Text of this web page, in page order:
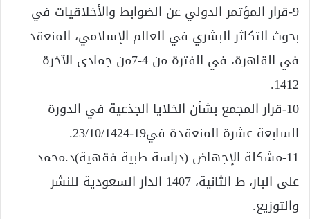
9-قرار المؤتمر الدولي عن الضوابط والأخلاقيات في
بحوث التكاثر البشري في العالم الإسلامي، المنعقد
في القاهرة، في الفترة من 4-7من جمادى الآخرة
1412.
10-قرار المجمع بشأن الخلايا الجذعية في الدورة
السابعة عشرة المنعقدة في19-23/10/1424.
11-مشكلة الإجهاض (دراسة طبية فقهية)د.محمد
على البار، ط الثانية، 1407 الدار السعودية للنشر
والتوزيع.